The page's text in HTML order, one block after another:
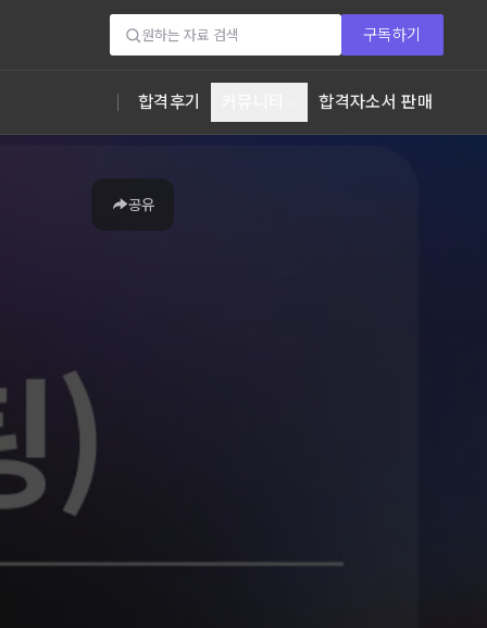
구독하기
합격후기 합격자소서 판매
공유